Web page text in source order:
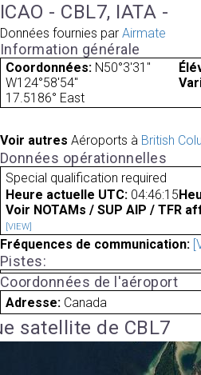
ICAO - CBL7, IATA -
Données fournies par Airmate
Information générale
Coordonnées: N50°3'31"
W124°58'54"
17.5186° East
Voir autres Aéroports à British
Données opérationnelles
Special qualification required
Heure actuelle UTC: 04:46:15
Voir NOTAMs / SUP AIP / TFR
[VIEW]
Fréquences de communication:
Pistes:
Coordonnées de l'aéroport
Adresse: Canada
satellite de CBL7